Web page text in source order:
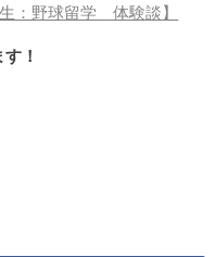
：野球留学 体験談】
！